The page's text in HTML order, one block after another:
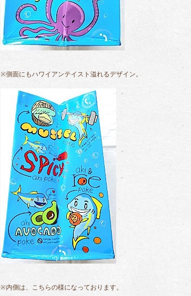
※側面にもハワイアンテイスト溢れるデザイン。
※内側は、こちらの様になっております。